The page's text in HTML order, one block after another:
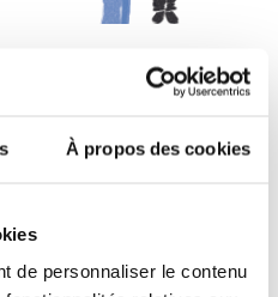
À propos des cookies
de personnaliser le contenu